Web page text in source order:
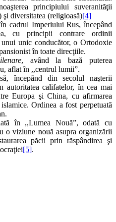
principiului suveranităţii
diversitatea (religioasă)[4]
cadrul Imperiului Rus, începând
cu principii contrare ordinii
unic conducător, o Ortodoxie
în toate direcţiile.
, având la bază puterea
aflat în ,,centrul lumii”.
începând din secolul naşterii
califatelor, în cea mai
Europa şi China, cu afirmarea
Ordinea a fost perpetuată
în ,,Lumea Nouă”, odată cu
o viziune nouă asupra organizării
păcii prin răspândirea şi
[5].